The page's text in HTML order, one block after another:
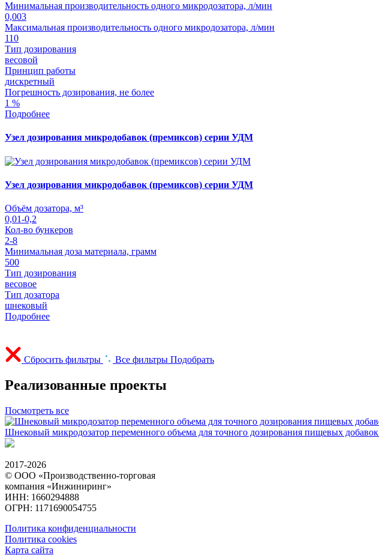
Минимальная производительность одного микродозатора, л/мин
0,003
Максимальная производительность одного микродозатора, л/мин
110
Тип дозирования
весовой
Принцип работы
дискретный
Погрешность дозирования, не более
1 %
Подробнее
Узел дозирования микродобавок (премиксов) серии УДМ
Узел дозирования микродобавок (премиксов) серии УДМ
Объём дозатора, м³
0,01-0,2
Кол-во бункеров
2-8
Минимальная доза материала, грамм
500
Тип дозирования
весовое
Тип дозатора
шнековый
Подробнее
Сбросить фильтры Все фильтры Подобрать
Реализованные проекты
Посмотреть все
Шнековый микродозатор переменного объема для точного дозирования пищевых добавок
2017-2026
© ООО «Производственно-торговая
компания «Инжиниринг»
ИНН: 1660294888
ОГРН: 1171690054755
Политика конфиденциальности
Политика cookies
Карта сайта